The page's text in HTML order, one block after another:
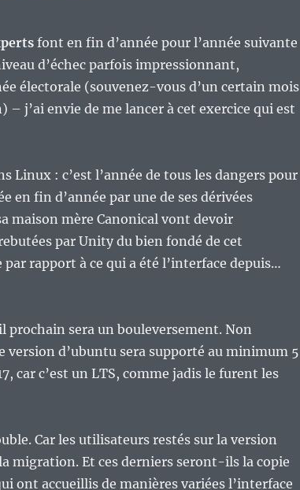
font en fin d’année pour l’année suivante
d’échec parfois impressionnant,
électorale (souvenez-vous d’un certain mois
– j’ai envie de me lancer à cet exercice qui est
Linux : c’est l’année de tous les dangers pour
en fin d’année par une de ses dérivées
maison mère Canonical vont devoir
par Unity du bien fondé de cet
rapport à ce qui a été l’interface depuis…
prochain sera un bouleversement. Non
version d’ubuntu sera supporté au minimum 5
car c’est un LTS, comme jadis le furent les
Car les utilisateurs restés sur la version
migration. Et ces derniers seront-ils la copie
ont accueillis de manières variées l’interface